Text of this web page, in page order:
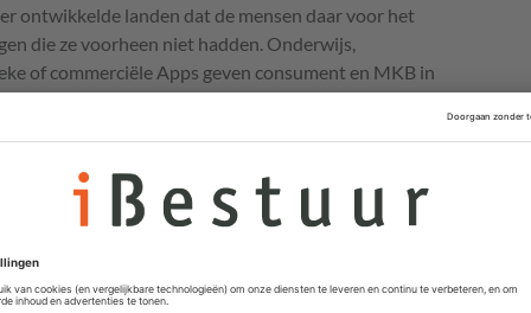
ontwikkelde landen dat de mensen daar voor het
die ze voorheen niet hadden. Onderwijs,
of commerciële Apps geven consument en MKB in
De gewone man kan overal plotseling
aldaar een beter bestaan kunnen opbouwen.
voorzien in digitale wensen en behoeftes
ontwikkelen.